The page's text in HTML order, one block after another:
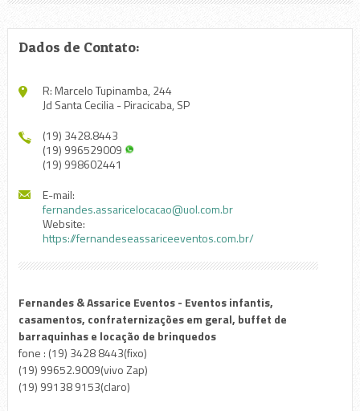
Dados de Contato:
R: Marcelo Tupinamba, 244
Jd Santa Cecilia - Piracicaba, SP
(19) 3428.8443
(19) 996529009
(19) 998602441
E-mail:
fernandes.assaricelocacao@uol.com.br
Website:
https://fernandeseassariceeventos.com.br/
Fernandes & Assarice Eventos - Eventos infantis,
casamentos, confraternizações em geral, buffet de
barraquinhas e locação de brinquedos
fone : (19) 3428 8443(fixo)
(19) 99652.9009(vivo Zap)
(19) 99138 9153(claro)